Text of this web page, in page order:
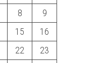
8
9
15
16
22 23